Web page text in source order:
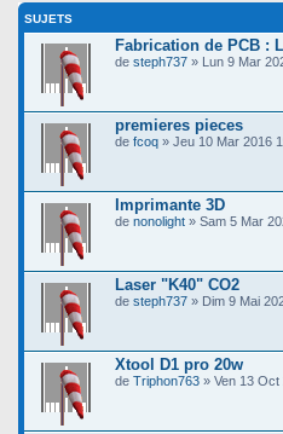
SUJETS
Fabrication de PCB :
de steph737 » Lun 9 Mar
premieres pieces
de fcoq » Jeu 10 Mar 2016
Imprimante 3D
de nonolight » Sam 5 Mar
Laser "K40" CO2
de steph737 » Dim 9 Mai
Xtool D1 pro 20w
de Triphon763 » Ven 13 Oct